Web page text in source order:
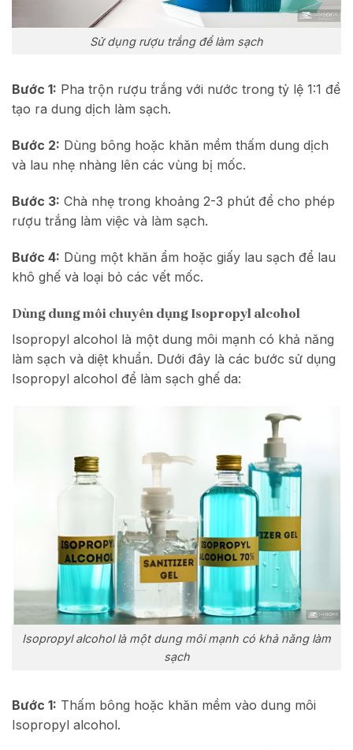
Sử dụng rượu trắng để làm sạch
Bước 1: Pha trộn rượu trắng với nước trong tỷ lệ 1:1 để
tạo ra dung dịch làm sạch.
Bước 2: Dùng bông hoặc khăn mềm thấm dung dịch
và lau nhẹ nhàng lên các vùng bị mốc.
Bước 3: Chà nhẹ trong khoảng 2-3 phút để cho phép
rượu trắng làm việc và làm sạch.
Bước 4: Dùng một khăn ẩm hoặc giấy lau sạch để lau
khô ghế và loại bỏ các vết mốc.
Dùng dung môi chuyên dụng Isopropyl alcohol
Isopropyl alcohol là một dung môi mạnh có khả năng
làm sạch và diệt khuẩn. Dưới đây là các bước sử dụng
Isopropyl alcohol để làm sạch ghế da:
Isopropyl alcohol là một dung môi mạnh có khả năng làm
sạch
Bước 1: Thấm bông hoặc khăn mềm vào dung môi
Isopropyl alcohol.